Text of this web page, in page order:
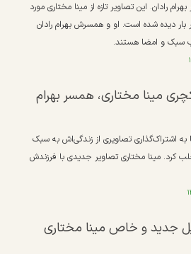
رادان. این تصاویر تازه از مینا مختاری مورد
بار دیده شده است. او و همسرش بهرام رادان
سبک و امضا هستند.
مینا مختاری، همسر بهرام
به اشتراک‌گذاری تصاویری از زندگی‌اش به سبک
کرد. مینا مختاری تصاویر جدیدی با فرزندش
جدید و خاص مینا مختاری